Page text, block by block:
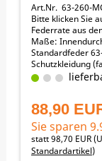
Art.Nr. 63-260-
Bitte klicken Sie
Federrate aus
Maße:
Standardfeder
Schutzkleidung
Fahrergewicht /
75-85 kg -> 42 N/
85-95 kg -> 44 N/
95-105 kg -> 48
105-115 kg -> 52
115-125 kg -> 54
88,90
Sie sparen
statt98,70 EUR(
Standardartikel)